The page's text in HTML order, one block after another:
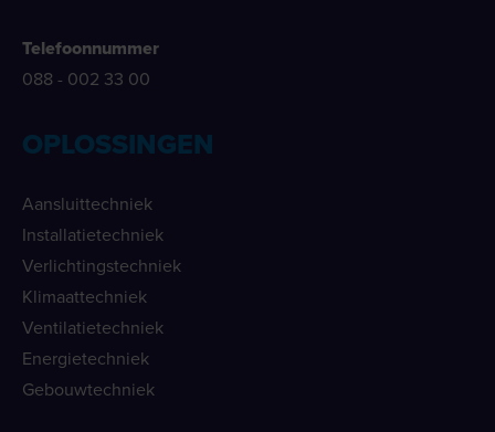
Telefoonnummer
088 - 002 33 00
OPLOSSINGEN
Aansluittechniek
Installatietechniek
Verlichtingstechniek
Klimaattechniek
Ventilatietechniek
Energietechniek
Gebouwtechniek